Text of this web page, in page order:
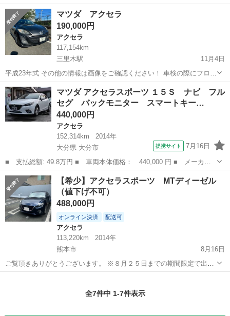
Android搭載のナビが装備されており、Wi-Fi・Bluetooth・USBなどに
対応していて、とても便利にご使用いただけます。 タイヤは半年前に
交換したば...
熊本 菊池郡 肥後大津駅 アクセラ
マツダ アクセラ
190,000円
アクセラ
117,154km
三里木駅
11月4日
平成23年式 その他の情報は画像をご確認ください！ 車検の際にフロン
ト、リアブレーキパッド交換 バッテリー交換、タイヤ交換ずみ 値下げ
交渉不可 即乗り可能 ご質問どんどん受け付けます！ 純正BOSEサラ
ウンド 自動車...
熊本 菊池郡 三里木駅 アクセラ ブレーキパッド
マツダ アクセラスポーツ １５Ｓ ナビ フル
セグ バックモニター スマートキー…
440,000円
アクセラ
152,314km
2014年
大分県 大分市
提携サイト 7月16日
■ 支払総額: 49.8万円 ■ 車両本体価格： 440,000 円 ■ メーカー
名： マツダ ■ 車種名： アクセラスポーツ ■ グレード名： １
５Ｓ ナビ フルセグ バックモニター スマートキー プッシュス
タート オー...
大分 大分市 アクセラ
【希少】アクセラスポーツ MTディーゼル
（値下げ不可）
488,000円
オンライン決済 配送可
アクセラ
113,220km
2014年
熊本市
8月16日
ご覧頂きありがとうございます。 ※８月２５日までの期間限定で出品
します。 お値段の値下げ交渉はご遠慮願います。 マツダアクセラスポ
経済的にも優しく魅力的な...全7件中 1-7件表示